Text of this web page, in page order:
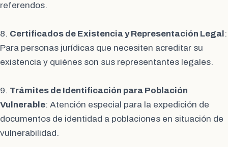
referendos.
8. Certificados de Existencia y Representación Legal :
Para personas jurídicas que necesiten acreditar su
existencia y quiénes son sus representantes legales.
9. Trámites de Identificación para Población
Vulnerable: Atención especial para la expedición de
documentos de identidad a poblaciones en situación de
vulnerabilidad.